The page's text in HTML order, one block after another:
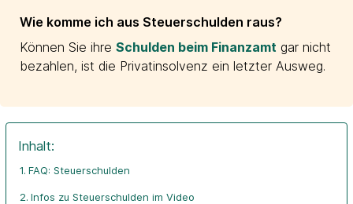
Wie komme ich aus Steuerschulden raus?
Können Sie ihre Schulden beim Finanzamt gar nicht
bezahlen, ist die Privatinsolvenz ein letzter Ausweg.
Inhalt:
FAQ: Steuerschulden
Infos zu Steuerschulden im Video